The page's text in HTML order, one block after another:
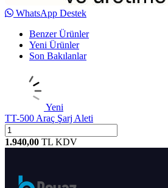
WhatsApp Destek
Benzer Ürünler
Yeni Ürünler
Son Bakılanlar
Yeni
TT-500 Araç Şarj Aleti
1.940,00 TL KDV